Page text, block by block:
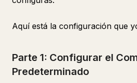
Aquí está la configuración que
Parte 1: Configurar el
Predeterminado